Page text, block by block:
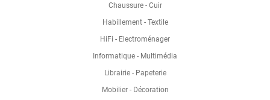
Chaussure - Cuir
Habillement - Textile
HiFi - Electroménager
Informatique - Multimédia
Librairie - Papeterie
Mobilier - Décoration